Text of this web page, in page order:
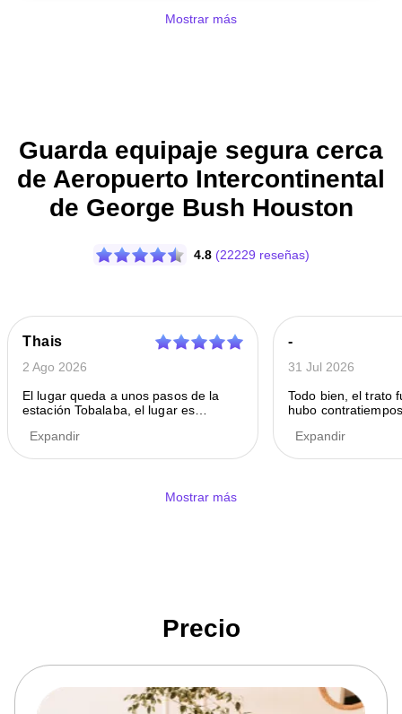
Mostrar más
Guarda equipaje segura cerca
de Aeropuerto Intercontinental
de George Bush Houston
4.8 (22229 reseñas)
Thais
2 Ago 2026
El lugar queda a unos pasos de la
estación Tobalaba, el lugar es
estuvieron completas
Expandir
-
31 Jul 2026
Todo bien, el trato
hubo
Expandir
Mostrar más
Precio